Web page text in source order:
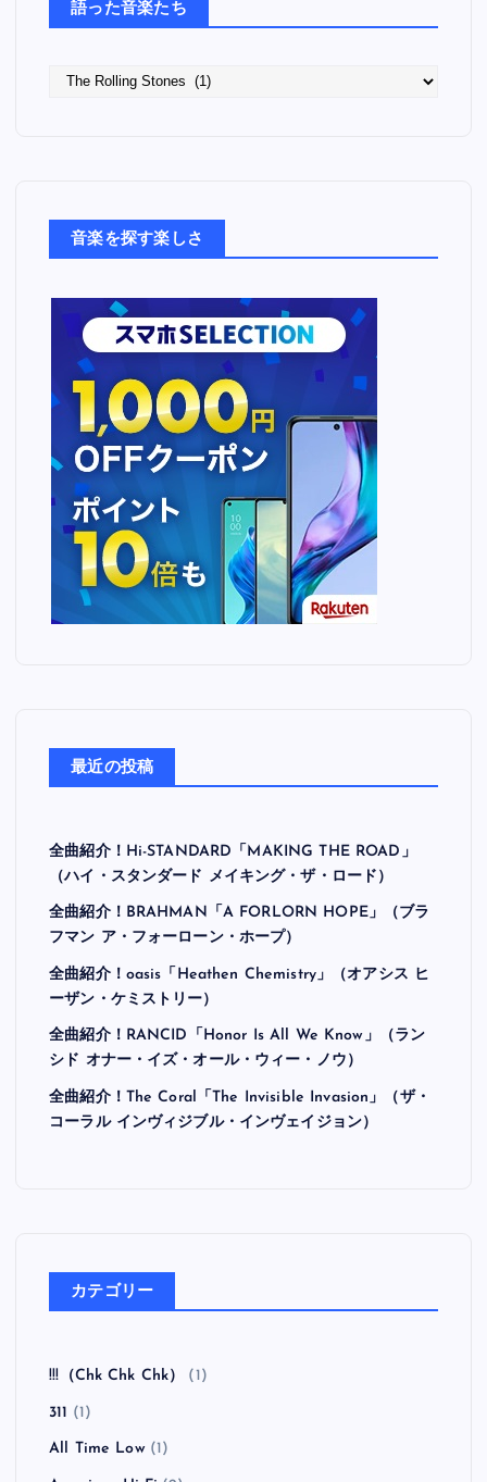
語った音楽たち
音楽を探す楽しさ
最近の投稿
全曲紹介！Hi-STANDARD「MAKING THE ROAD」
（ハイ・スタンダード メイキング・ザ・ロード）
全曲紹介！BRAHMAN「A FORLORN HOPE」（ブラ
フマン ア・フォーローン・ホープ）
全曲紹介！oasis「Heathen Chemistry」（オアシス ヒ
ーザン・ケミストリー）
全曲紹介！RANCID「Honor Is All We Know」（ラン
シド オナー・イズ・オール・ウィー・ノウ）
全曲紹介！The Coral「The Invisible Invasion」（ザ・
コーラル インヴィジブル・インヴェイジョン）
カテゴリー
!!!（Chk Chk Chk） (1)
311 (1)
All Time Low(1)